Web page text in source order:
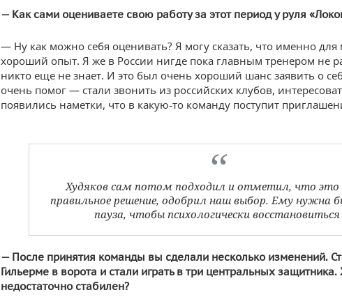
— Как сами оцениваете свою работу за этот период у руля
— Ну как можно себя оценивать? Я могу сказать, что именно для
хороший опыт. Я же в России нигде пока главным тренером не
никто еще не знает. И это был очень хороший шанс заявить о
очень помог — стали звонить из российских клубов,
появились наметки, что в какую-то команду поступит
Худяков сам потом подходил и отметил, что это
правильное решение, одобрил наш выбор. Ему нужна
пауза, чтобы психологически восстановиться
— После принятия команды вы сделали несколько изменений.
Гильерме в ворота и стали играть в три центральных
недостаточно стабилен?